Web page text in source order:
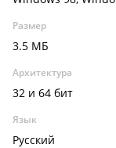
Размер
3.5 МБ
Архитектура
32 и 64 бит
Язык
Русский